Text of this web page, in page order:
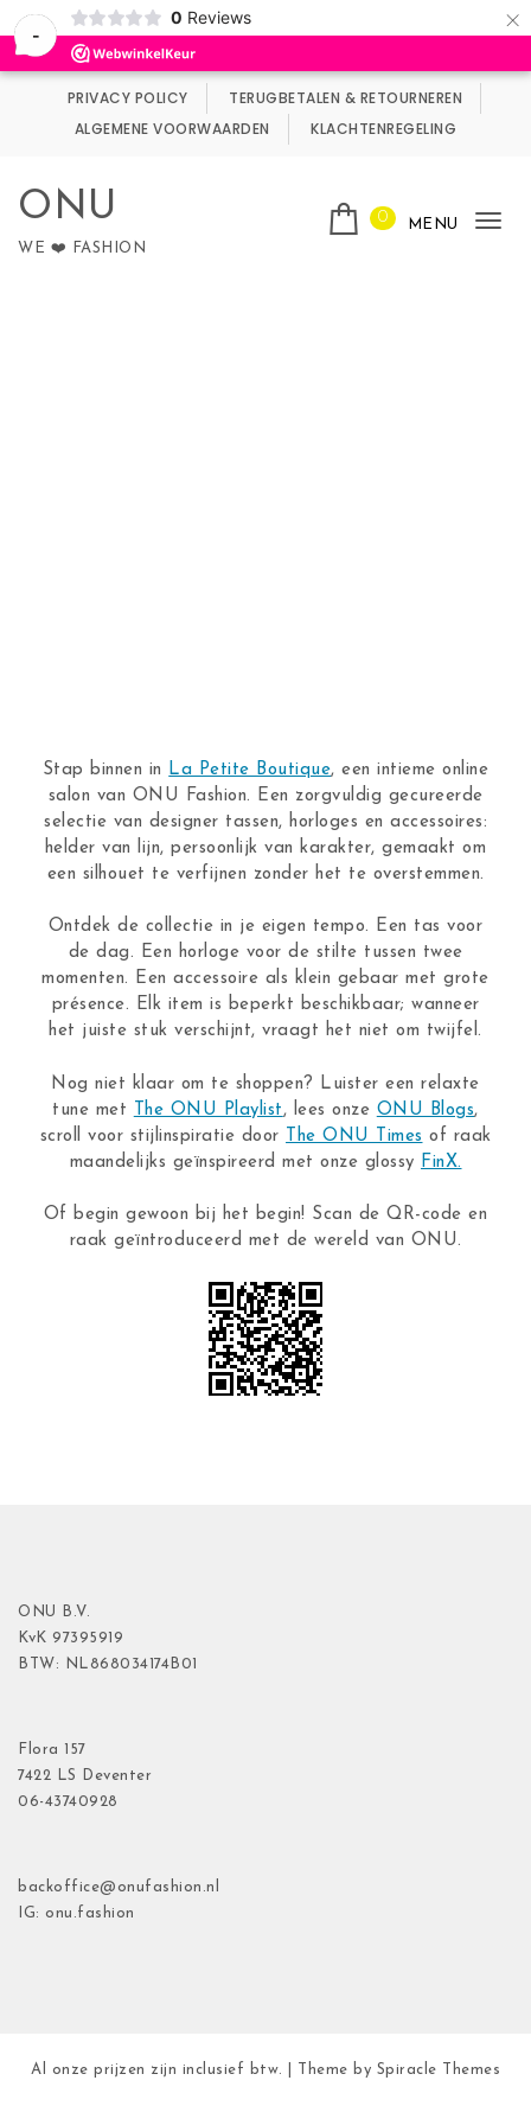
-
0 Reviews ×
Wij maken gebruik van cookies.
PRIVACY POLICY
TERUGBETALEN & RETOURNEREN
ALGEMENE VOORWAARDEN
KLACHTENREGELING
ONU
WE ❤️ FASHION
0 MENU
Stap binnen in La Petite Boutique, een intieme online
salon van ONU Fashion. Een zorgvuldig gecureerde
selectie van designer tassen, horloges en accessoires:
helder van lijn, persoonlijk van karakter, gemaakt om
een silhouet te verfijnen zonder het te overstemmen.
Ontdek de collectie in je eigen tempo. Een tas voor
de dag. Een horloge voor de stilte tussen twee
momenten. Een accessoire als klein gebaar met grote
présence. Elk item is beperkt beschikbaar; wanneer
het juiste stuk verschijnt, vraagt het niet om twijfel.
Nog niet klaar om te shoppen? Luister een relaxte
tune met
The ONU Playlist , lees onze ONU Blogs,
scroll voor stijlinspiratie door
The ONU Times of raak
maandelijks geïnspireerd met onze glossy FinX.
Of begin gewoon bij het begin! Scan de QR-code en
raak geïntroduceerd met de wereld van ONU.
ONU B.V.
KvK 97395919
BTW: NL868034174B01
Flora 157
7422 LS Deventer
06-43740928
backoffice@onufashion.nl
IG: onu.fashion
Al onze prijzen zijn inclusief btw. | Theme by Spiracle Themes